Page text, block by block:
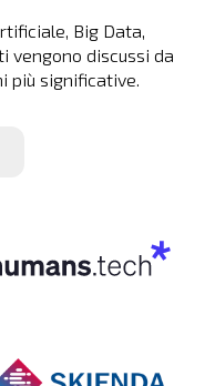
Big Data,
vengono discussi da
più significative.